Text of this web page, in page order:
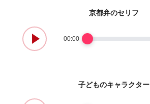
京都弁のセリフ
00:00
子どものキャラクター